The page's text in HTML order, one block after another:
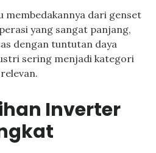
membedakannya dari genset
yang sangat panjang,
dengan tuntutan daya
sering menjadi kategori
Inverter